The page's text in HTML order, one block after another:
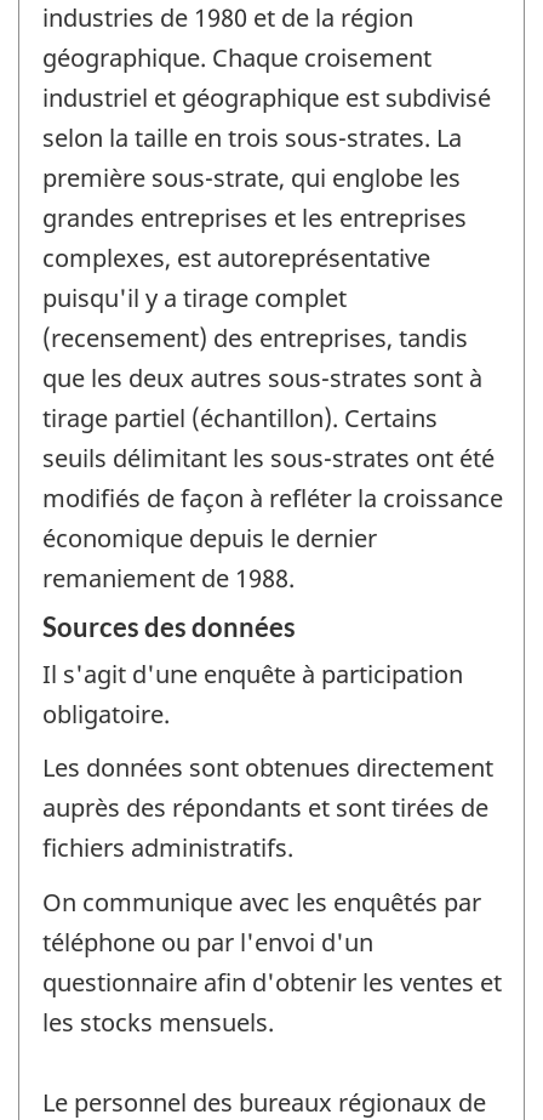
industries de 1980 et de la région
géographique. Chaque croisement
industriel et géographique est subdivisé
selon la taille en trois sous-strates. La
première sous-strate, qui englobe les
grandes entreprises et les entreprises
complexes, est autoreprésentative
puisqu'il y a tirage complet
(recensement) des entreprises, tandis
que les deux autres sous-strates sont à
tirage partiel (échantillon). Certains
seuils délimitant les sous-strates ont été
modifiés de façon à refléter la croissance
économique depuis le dernier
remaniement de 1988.
Sources des données
Il s'agit d'une enquête à participation
obligatoire.
Les données sont obtenues directement
auprès des répondants et sont tirées de
fichiers administratifs.
On communique avec les enquêtés par
téléphone ou par l'envoi d'un
questionnaire afin d'obtenir les ventes et
les stocks mensuels.
Le personnel des bureaux régionaux de